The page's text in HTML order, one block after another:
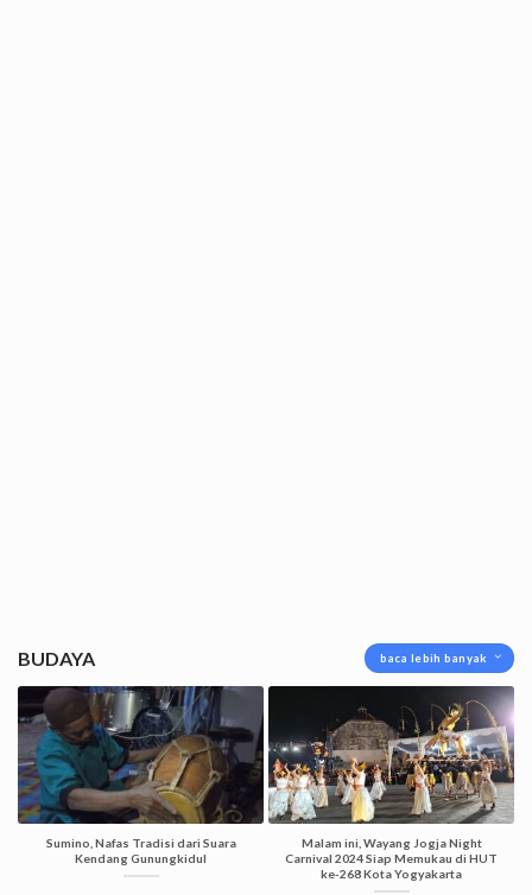
BUDAYA baca lebih banyak
Sumino, Nafas Tradisi dari Suara
Kendang Gunungkidul
Malam ini, Wayang Jogja Night
Carnival 2024 Siap Memukau di HUT
ke-268 Kota Yogyakarta